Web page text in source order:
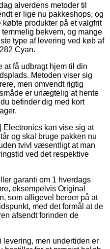
alverdens metoder til
er lige nu pakkeshops, og
produkter på et valgfrit
bekvem, og mange
type af levering ved køb af
Cyan.
få udbragt hjem til din
Metoden viser sig
men omvendt rigtig
er unægtelig at hente
befinder dig med kort
Electronics kan vise sig at
og skal bruge pakken nu
tvivl væsentligt at man
ved det respektive
garanti om 1 hverdags
eksempelvis Original
som alligevel beroer på at
med det formål at de
afsendt forinden de
levering, men undertiden er